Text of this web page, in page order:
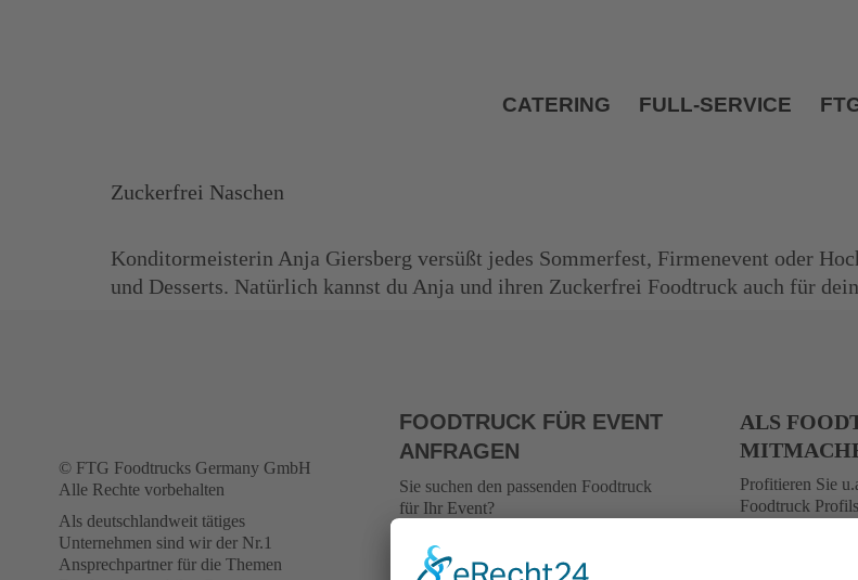
CATERING FULL-SERVICE
Zuckerfrei Naschen
Konditormeisterin Anja Giersberg versüßt jedes Sommerfest, Firmenevent oder
und Desserts. Natürlich kannst du Anja und ihren Zuckerfrei Foodtruck auch für
© FTG Foodtrucks Germany GmbH
Alle Rechte vorbehalten
Als deutschlandweit tätiges
Unternehmen sind wir der Nr.1
Ansprechpartner für die Themen
FOODTRUCK FÜR EVENT
ANFRAGEN
Sie suchen den passenden Foodtruck
für Ihr Event?
Formularanfrage erreichen Sie +100
Foodtrucks. Anschließend erhalten Sie
ALS
Profitieren Sie
Foodtruck